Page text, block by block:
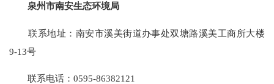
泉州市南安生态环境局
联系地址：南安市溪美街道办事处双塘路溪美工商所大楼
9-13号
联系电话：0595-86382121